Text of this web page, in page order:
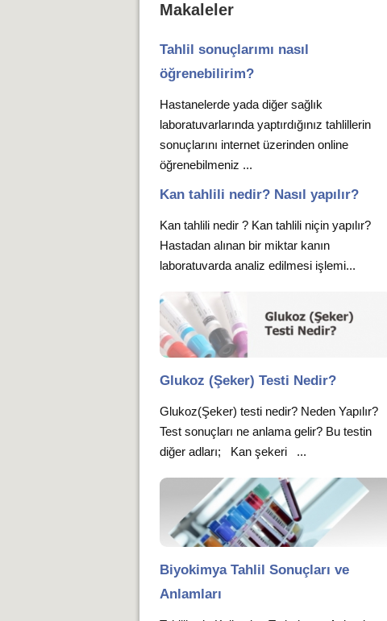
Makaleler
Tahlil sonuçlarımı nasıl
öğrenebilirim?
Hastanelerde yada diğer sağlık
laboratuvarlarında yaptırdığınız tahlillerin
sonuçlarını internet üzerinden online
öğrenebilmeniz ...
Kan tahlili nedir? Nasıl yapılır?
Kan tahlili nedir ? Kan tahlili niçin yapılır?
Hastadan alınan bir miktar kanın
laboratuvarda analiz edilmesi işlemi...
Glukoz (Şeker) Testi Nedir?
Glukoz(Şeker) testi nedir? Neden Yapılır?
Test sonuçları ne anlama gelir? Bu testin
diğer adları; Kan şekeri ...
Biyokimya Tahlil Sonuçları ve
Anlamları